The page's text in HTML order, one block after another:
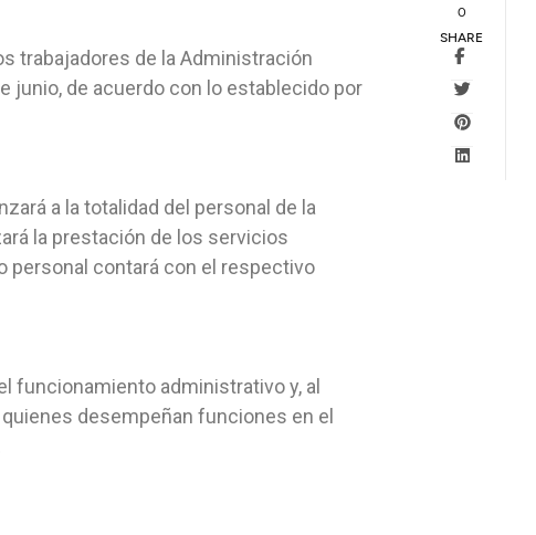
trabajadores de la Administración
junio, de acuerdo con lo establecido por
a la totalidad del personal de la
la prestación de los servicios
personal contará con el respectivo
funcionamiento administrativo y, al
desempeñan funciones en el
0
SHARE